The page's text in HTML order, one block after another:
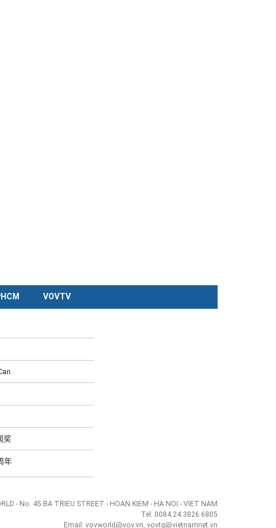
VOVTV
奖
年
- No. 45 BA TRIEU STREET - HOAN KIEM - HA NOI - VIET NAM
Tel: 0084.24.3826 6805
Email: vovworld@vov.vn, vovtg@vietnamnet.vn